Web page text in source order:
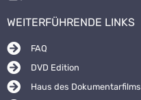
WEITERFÜHRENDE LINKS
FAQ
DVD Edition
Haus des Dokumentarfilms